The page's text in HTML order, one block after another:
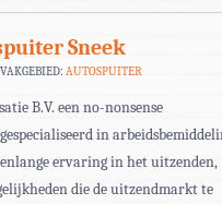
Sneek
VAKGEBIED:AUTOSPUITER
B.V. een no-nonsense
in
ervaring in het uitzenden,
die de uitzendmarkt te